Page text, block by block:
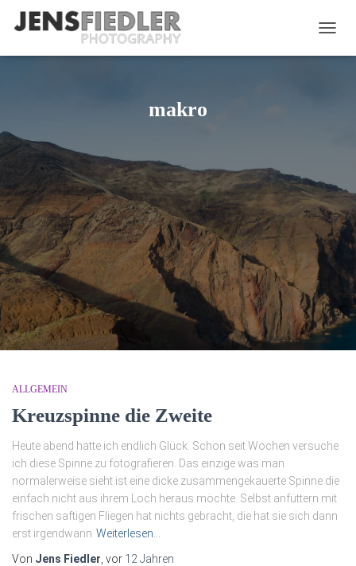
makro
ALLGEMEIN
Kreuzspinne die Zweite
Heute abend hatte ich endlich Glück. Schon seit Wochen versuche
ich diese Spinne zu fotografieren. Das einzige was man
normalerweise sieht ist eine dicke zusammengekauerte Spinne die
einfach nicht aus ihrem Loch heraus möchte. Selbst anfüttern mit
frischen saftigen Fliegen hat nichts gebracht, die hat sie sich dann
erst irgendwann Weiterlesen…
Von Jens Fiedler , vor 12 Jahren